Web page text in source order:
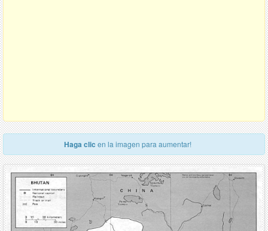
Haga clic en la imagen para aumentar!